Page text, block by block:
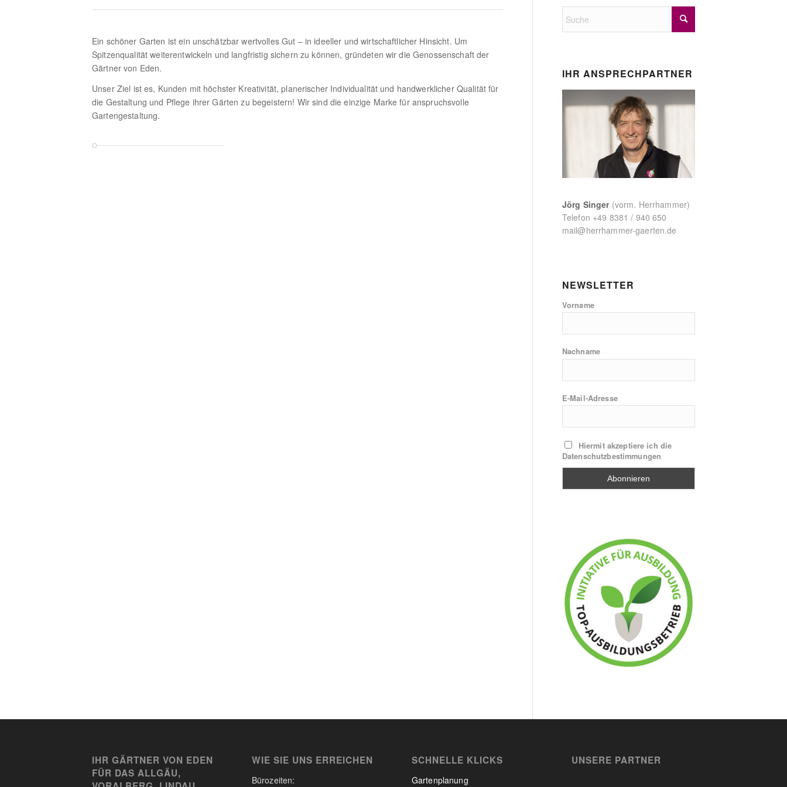
Ein schöner Garten ist ein unschätzbar wertvolles Gut – in ideeller und wirtschaftlicher Hinsicht. Um
Spitzenqualität weiterentwickeln und langfristig sichern zu können, gründeten wir die Genossenschaft der
Gärtner von Eden.
Unser Ziel ist es, Kunden mit höchster Kreativität, planerischer Individualität und handwerklicher Qualität für
die Gestaltung und Pflege ihrer Gärten zu begeistern! Wir sind die einzige Marke für anspruchsvolle
Gartengestaltung.
IHR ANSPRECHPARTNER
Jörg Singer(vorm. Herrhammer)
Telefon +49 8381 / 940 650
mail@herrhammer-gaerten.de
NEWSLETTER
Vorname
Nachname
E-Mail-Adresse
Hiermit akzeptiere ich die
Datenschutzbestimmungen
IHR GÄRTNER VON EDEN
FÜR DAS ALLGÄU,
WIE SIE UNS ERREICHEN
Bürozeiten:
SCHNELLE KLICKS
Gartenplanung
UNSERE PARTNER